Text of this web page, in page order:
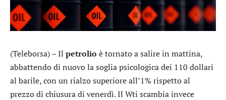
(Teleborsa) – Il petrolio è tornato a salire in mattina,
abbattendo di nuovo la soglia psicologica dei 110 dollari
al barile, con un rialzo superiore all’1% rispetto al
prezzo di chiusura di venerdì. Il Wti scambia invece